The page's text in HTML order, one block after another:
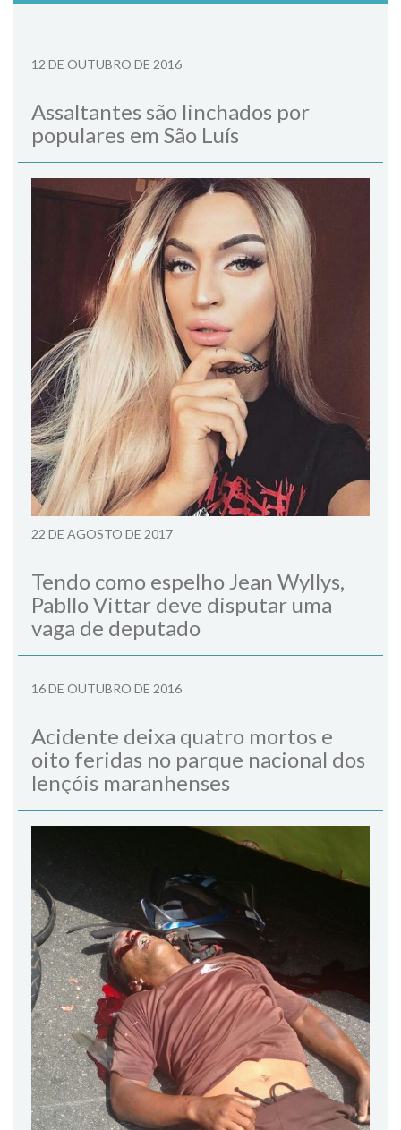
12 DE OUTUBRO DE 2016
Assaltantes são linchados por
populares em São Luís
22 DE AGOSTO DE 2017
Tendo como espelho Jean Wyllys,
Pabllo Vittar deve disputar uma
vaga de deputado
16 DE OUTUBRO DE 2016
Acidente deixa quatro mortos e
oito feridas no parque nacional dos
lençóis maranhenses